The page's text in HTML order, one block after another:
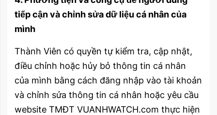
tiếp cận và chỉnh sửa dữ liệu cá nhân của
mình
Thành Viên có quyền tự kiểm tra, cập nhật,
điều chỉnh hoặc hủy bỏ thông tin cá nhân
của mình bằng cách đăng nhập vào tài khoản
và chỉnh sửa thông tin cá nhân hoặc yêu cầu
website TMĐT VUANHWATCH.com thực hiện